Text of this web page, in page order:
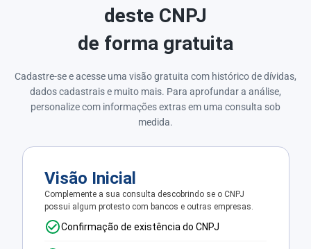
deste CNPJ
de forma gratuita
Cadastre-se e acesse uma visão gratuita com histórico de dívidas,
dados cadastrais e muito mais. Para aprofundar a análise,
personalize com informações extras em uma consulta sob
medida.
Visão Inicial
Complemente a sua consulta descobrindo se o CNPJ
possui algum protesto com bancos e outras empresas.
Confirmação de existência do CNPJ